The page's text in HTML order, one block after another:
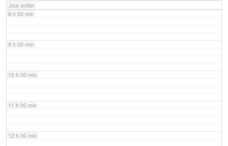
Jour entier
8 h 00 min
9 h 00 min
10 h 00 min
11 h 00 min
12 h 00 min